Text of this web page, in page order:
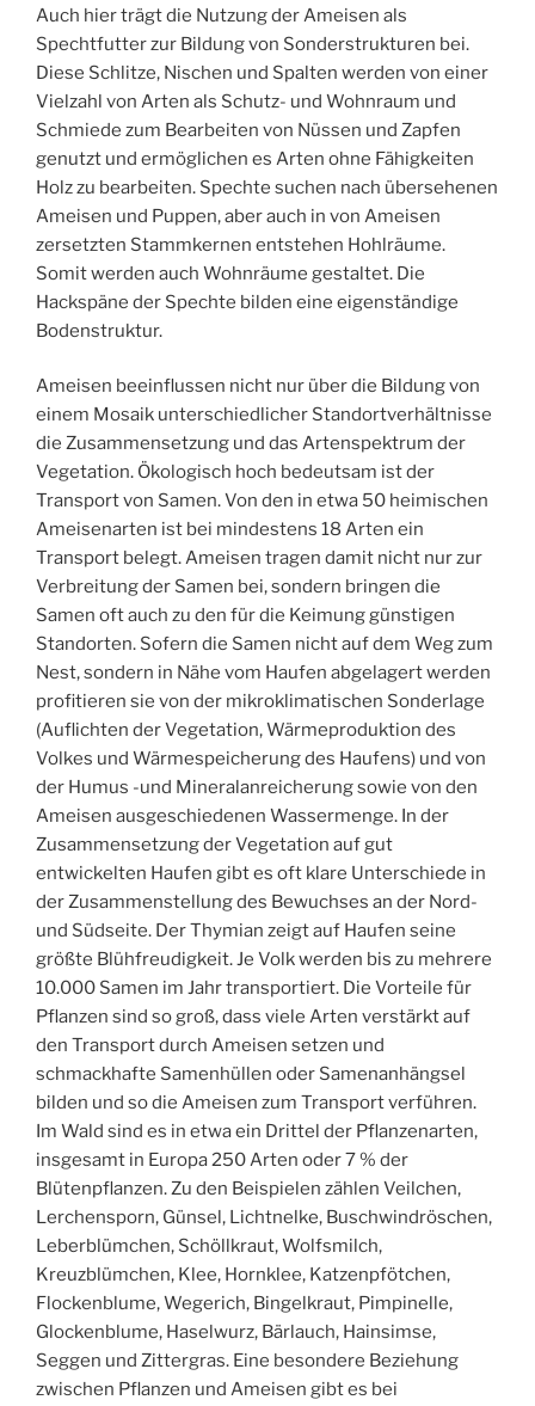
Auch hier trägt die Nutzung der Ameisen als
Spechtfutter zur Bildung von Sonderstrukturen bei.
Diese Schlitze, Nischen und Spalten werden von einer
Vielzahl von Arten als Schutz- und Wohnraum und
Schmiede zum Bearbeiten von Nüssen und Zapfen
genutzt und ermöglichen es Arten ohne Fähigkeiten
Holz zu bearbeiten. Spechte suchen nach übersehenen
Ameisen und Puppen, aber auch in von Ameisen
zersetzten Stammkernen entstehen Hohlräume.
Somit werden auch Wohnräume gestaltet. Die
Hackspäne der Spechte bilden eine eigenständige
Bodenstruktur.
Ameisen beeinflussen nicht nur über die Bildung von
einem Mosaik unterschiedlicher Standortverhältnisse
die Zusammensetzung und das Artenspektrum der
Vegetation. Ökologisch hoch bedeutsam ist der
Transport von Samen. Von den in etwa 50 heimischen
Ameisenarten ist bei mindestens 18 Arten ein
Transport belegt. Ameisen tragen damit nicht nur zur
Verbreitung der Samen bei, sondern bringen die
Samen oft auch zu den für die Keimung günstigen
Standorten. Sofern die Samen nicht auf dem Weg zum
Nest, sondern in Nähe vom Haufen abgelagert werden
profitieren sie von der mikroklimatischen Sonderlage
(Auflichten der Vegetation, Wärmeproduktion des
Volkes und Wärmespeicherung des Haufens) und von
der Humus -und Mineralanreicherung sowie von den
Ameisen ausgeschiedenen Wassermenge. In der
Zusammensetzung der Vegetation auf gut
entwickelten Haufen gibt es oft klare Unterschiede in
der Zusammenstellung des Bewuchses an der Nord-
und Südseite. Der Thymian zeigt auf Haufen seine
größte Blühfreudigkeit. Je Volk werden bis zu mehrere
10.000 Samen im Jahr transportiert. Die Vorteile für
Pflanzen sind so groß, dass viele Arten verstärkt auf
den Transport durch Ameisen setzen und
schmackhafte Samenhüllen oder Samenanhängsel
bilden und so die Ameisen zum Transport verführen.
Im Wald sind es in etwa ein Drittel der Pflanzenarten,
insgesamt in Europa 250 Arten oder 7 % der
Blütenpflanzen. Zu den Beispielen zählen Veilchen,
Lerchensporn, Günsel, Lichtnelke, Buschwindröschen,
Leberblümchen, Schöllkraut, Wolfsmilch,
Kreuzblümchen, Klee, Hornklee, Katzenpfötchen,
Flockenblume, Wegerich, Bingelkraut, Pimpinelle,
Glockenblume, Haselwurz, Bärlauch, Hainsimse,
Seggen und Zittergras. Eine besondere Beziehung
zwischen Pflanzen und Ameisen gibt es bei